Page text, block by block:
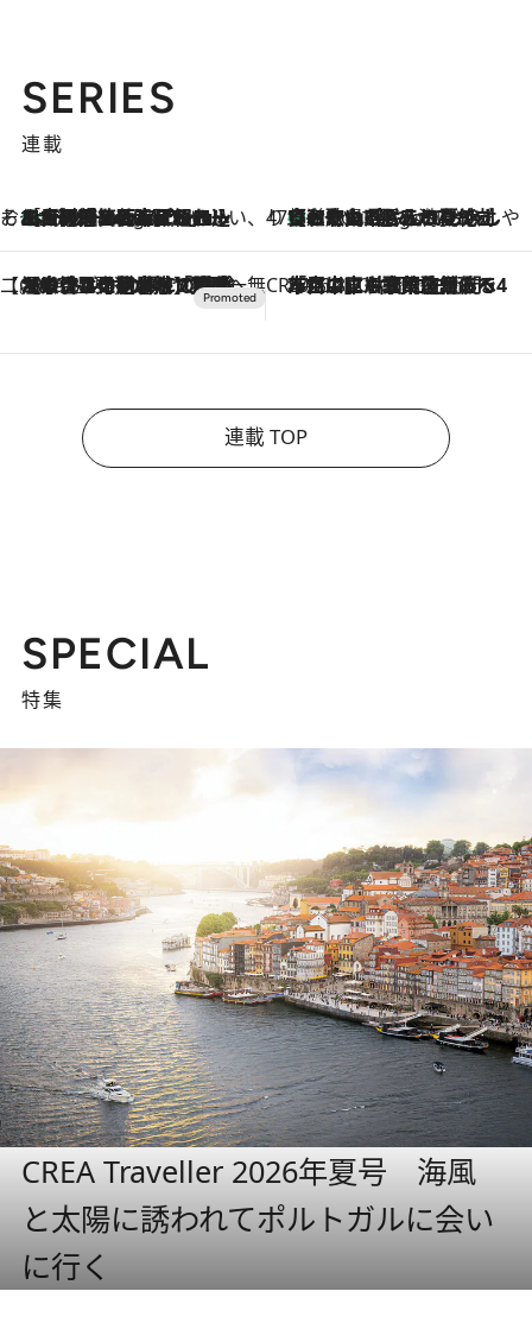
SERIES
連載
そおだよおこの関西おいしい、おやつ紀行8 Hours Ago
［大阪府箕面市］一皿一皿目の前で仕上げられる、料理を巧みに組み込んだアシェットデセールコース「ミチル アシェット デセール（Michiru assiette dessert）」 47都道府県の手みやげ ひんやりスイーツで夏を満喫
8 Hours Ago
【和歌山県】この夏絶対食べたい 冷やしておいしいおやつ3選 みかんがごろっと丸ごと入ったジュレ
【CREA×星野リゾート】唯一無二。癒しと発見が待つ場所へ
2026.8.7
【トンボの足水浴】ヒノキの香りに包まれて涼感マックス！約13℃の湧水かけ流しを避暑地「星野温泉 トンボの湯」で体験 CREA'S CHOICE
2026.8.7
「立川にも歌舞伎があるんだよ」 片岡仁左衛門・市川中車ら豪華座組みで4年目の立川立飛歌舞伎へ
連載 TOP
SPECIAL
特集
CREA Traveller 2026年夏号 海風
と太陽に誘われてポルトガルに会い
に行く